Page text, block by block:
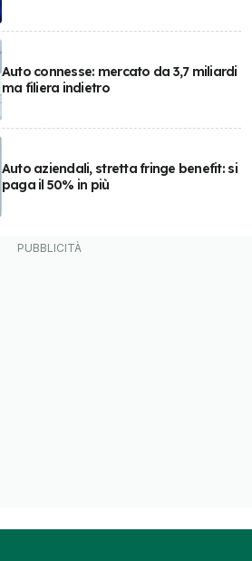
Auto connesse: mercato da 3,7 miliardi
ma filiera indietro
Auto aziendali, stretta fringe benefit: si
paga il 50% in più